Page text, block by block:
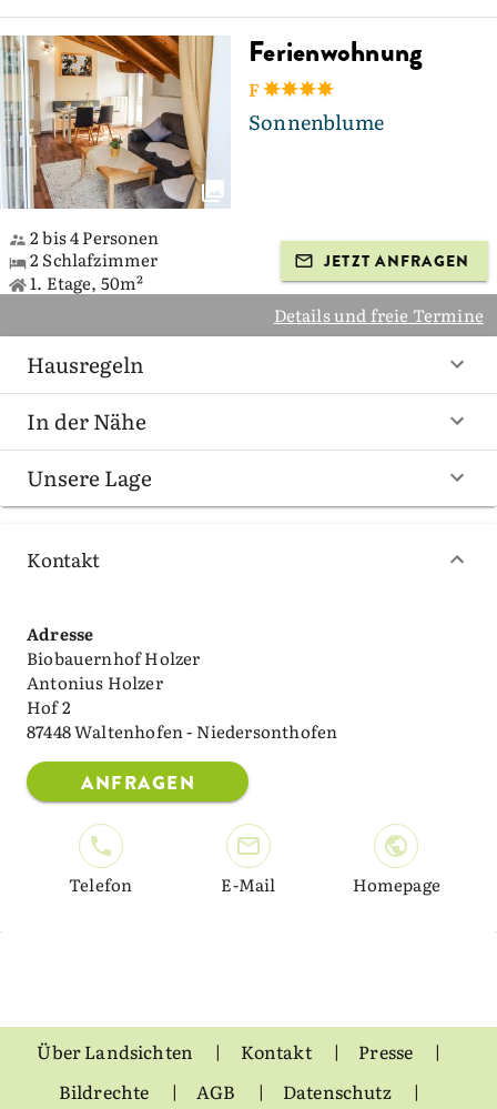
Ferienwohnung
F
Sonnenblume
2 bis 4 Personen
2 Schlafzimmer
1. Etage, 50m²
JETZT ANFRAGEN
Details und freie Termine
Hausregeln
In der Nähe
Unsere Lage
Kontakt
Adresse
Biobauernhof Holzer
Antonius Holzer
Hof 2
87448 Waltenhofen - Niedersonthofen
ANFRAGEN
Telefon E-Mail Homepage
Über Landsichten Kontakt
Presse
Bildrechte
AGB Datenschutz